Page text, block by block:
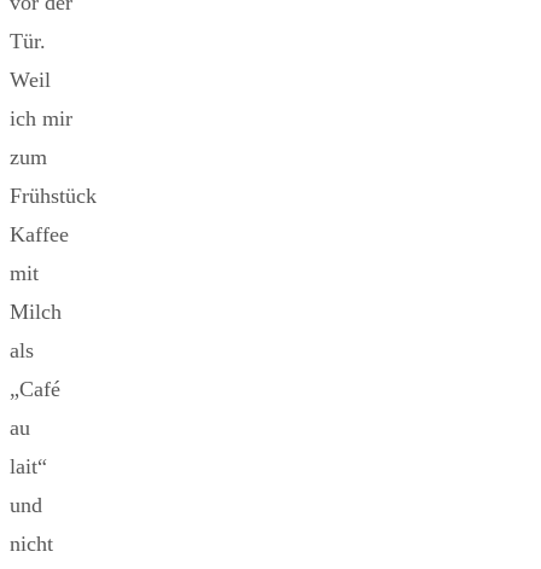
Tür.
Weil
ich mir
zum
Frühstück
Kaffee
mit
Milch
als
„Café
au
lait“
und
nicht